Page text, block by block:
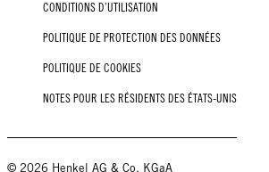
CONDITIONS D’UTILISATION
POLITIQUE DE PROTECTION DES DONNÉES
POLITIQUE DE COOKIES
NOTES POUR LES RÉSIDENTS DES ÉTATS-UNIS
© 2026 Henkel AG & Co. KGaA